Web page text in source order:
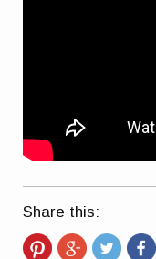
Share this: